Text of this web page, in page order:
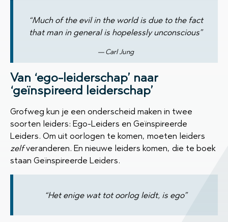
“Much of the evil in the world is due to the fact
that man in general is hopelessly unconscious”
Carl Jung
Van ‘ego-leiderschap’ naar
‘geïnspireerd leiderschap’
Grofweg kun je een onderscheid maken in twee
soorten leiders: Ego-Leiders en Geïnspireerde
Leiders. Om uit oorlogen te komen, moeten leiders
zelfveranderen. En nieuwe leiders komen, die te boek
staan Geïnspireerde Leiders.
“Het enige wat tot oorlog leidt, is ego”